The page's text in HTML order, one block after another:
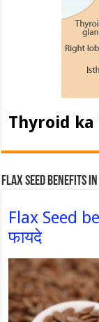
Thyroid ka
Flax Seed Benefits
Flax Seed
फायदे